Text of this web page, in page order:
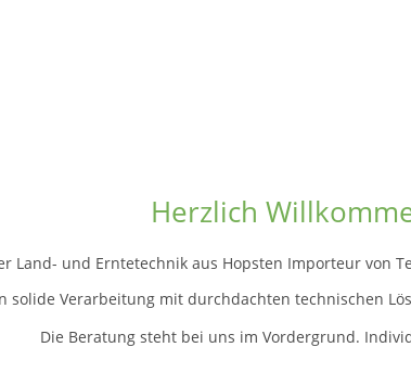
Herzlich
Land- und Erntetechnik aus Hopsten Importeur
solide Verarbeitung mit durchdachten technischen
Die Beratung steht bei uns im Vordergrund.